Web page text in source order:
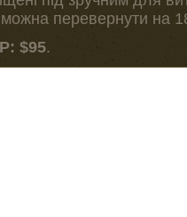
перевернути на
$95.